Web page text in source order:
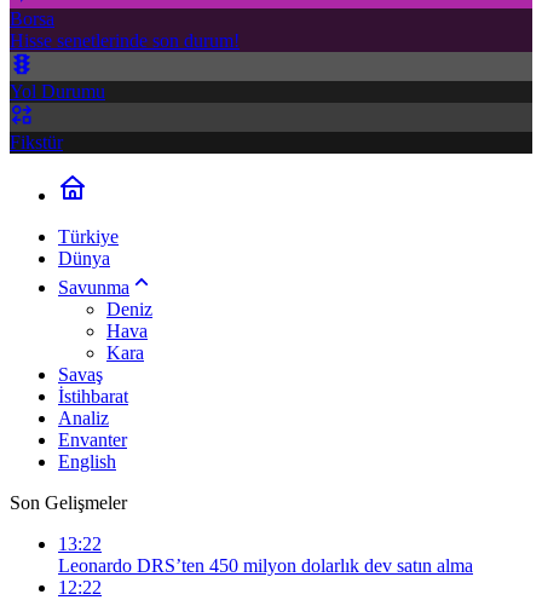
Borsa
Hisse senetlerinde son durum!
Yol Durumu
Fikstür
Türkiye
Dünya
Savunma
Deniz
Hava
Kara
Savaş
İstihbarat
Analiz
Envanter
English
Son Gelişmeler
13:22
Leonardo DRS’ten 450 milyon dolarlık dev satın alma
12:22